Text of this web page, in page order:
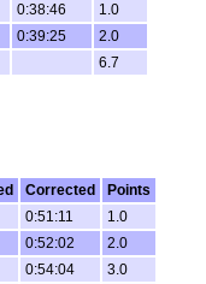
0:38:46
1.0
0:39:25
2.0
6.7
Corrected
Points
0:51:11
1.0
0:52:02
2.0
0:54:04
3.0